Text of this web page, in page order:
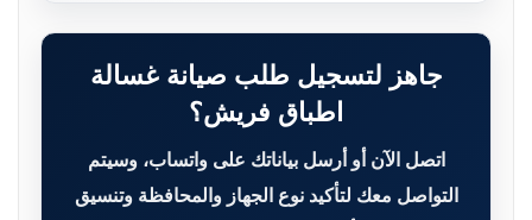
جاهز لتسجيل طلب صيانة غسالة
اطباق فريش؟
اتصل الآن أو أرسل بياناتك على واتساب، وسيتم
التواصل معك لتأكيد نوع الجهاز والمحافظة وتنسيق